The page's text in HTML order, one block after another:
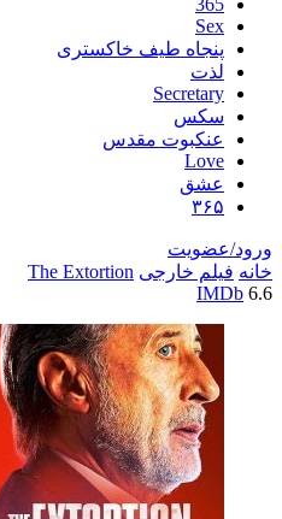
طیف خاکستری
مقدس
خارجی The Extortion